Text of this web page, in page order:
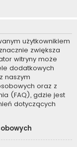
użytkownikiem
zwiększa
witryny może
dodatkowych
naszym
oraz z
(FAQ), gdzie jest
dotyczących